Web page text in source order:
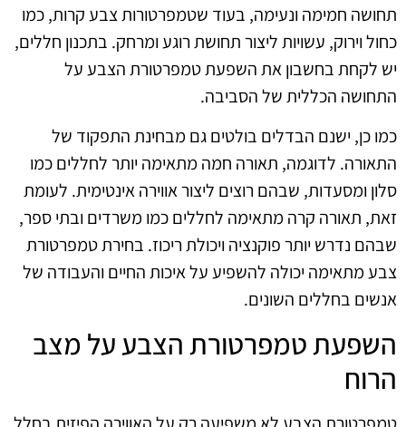
תחושה חמימה ונעימה, בעוד שטמפרטורות צבע קרות, כמו
כחול וירוק, עשויות ליצור תחושת רוגע ומרחק. בתכנון חללים,
יש לקחת בחשבון את השפעת טמפרטורת הצבע על
התחושה הכללית של הסביבה.
כמו כן, ישנם הבדלים בולטים גם מבחינת התפקוד של
התאורה. לדוגמה, תאורה חמה מתאימה יותר לחללים כמו
סלון ומסעדות, שבהם רוצים ליצור אווירה אינטימית. לעומת
זאת, תאורה קרה מתאימה לחללים כמו משרדים ובתי ספר,
שבהם נדרש יותר פוקנציה ויכולת ריכוז. בחירת טמפרטורת
צבע מתאימה יכולה להשפיע על איכות החיים והעבודה של
אנשים בחללים השונים.
השפעת טמפרטורת הצבע על מצב
הרוח